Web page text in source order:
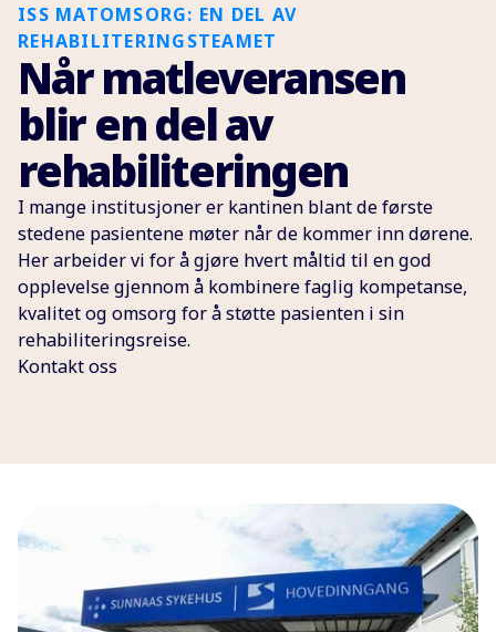
ISS MATOMSORG: EN DEL AV
REHABILITERINGSTEAMET
Når matleveransen
blir en del av
rehabiliteringen
I mange institusjoner er kantinen blant de første
stedene pasientene møter når de kommer inn dørene.
Her arbeider vi for å gjøre hvert måltid til en god
opplevelse gjennom å kombinere faglig kompetanse,
kvalitet og omsorg for å støtte pasienten i sin
rehabiliteringsreise.
Kontakt oss